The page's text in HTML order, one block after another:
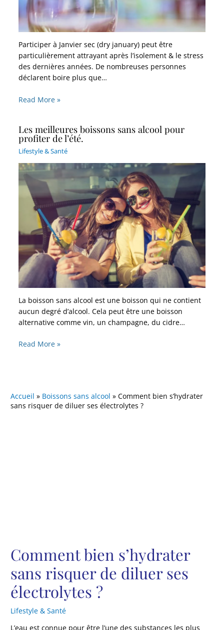
Participer à Janvier sec (dry january) peut être
particulièrement attrayant après l’isolement & le stress
des dernières années. De nombreuses personnes
déclarent boire plus que…
Read More »
Les meilleures boissons sans alcool pour
profiter de l’été.
Lifestyle & Santé
La boisson sans alcool est une boisson qui ne contient
aucun degré d’alcool. Cela peut être une boisson
alternative comme vin, un champagne, du cidre…
Read More »
Accueil » Boissons sans alcool »Comment bien s’hydrater
sans risquer de diluer ses électrolytes ?
Comment bien s’hydrater
sans risquer de diluer ses
électrolytes ?
Lifestyle & Santé
L’eau est connue pour être l’une des substances les plus